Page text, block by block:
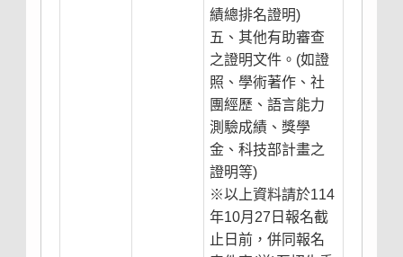
績總排名證明)
五、其他有助審查
之證明文件。(如證
照、學術著作、社
團經歷、語言能力
測驗成績、獎學
金、科技部計畫之
證明等)
※以上資料請於114
年10月27日報名截
止日前，併同報名